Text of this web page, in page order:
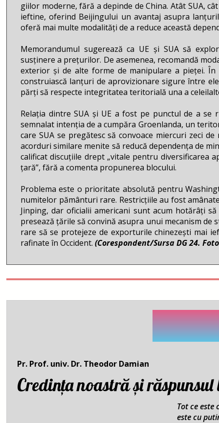
giilor moderne, fără a depinde de China. Atât SUA,
ieftine, oferind Beijingului un avantaj asupra
oferă mai multe modalități de a reduce această
Memorandumul sugerează ca UE și SUA să
susținere a prețurilor. De asemenea, recomandă
exterior și de alte forme de manipulare a pieței.
construiască lanțuri de aprovizionare sigure între
părți să respecte integritatea teritorială una a
Relația dintre SUA și UE a fost pe punctul de a
semnalat intenția de a cumpăra Groenlanda, un
care SUA se pregătesc să convoace miercuri zeci
acorduri similare menite să reducă dependența de
calificat discuțiile drept „vitale pentru diversificarea
țară”, fără a comenta propunerea blocului.
Problema este o prioritate absolută pentru
numitelor pământuri rare. Restricțiile au fost
Jinping, dar oficialii americani sunt acum hotărâți
presează țările să convină asupra unui mecanism
rare să se protejeze de exporturile chinezești mai
rafinate în Occident. (Corespondent/Sursa DG 24.
Pr. Prof. univ. Dr. Theodor Damian
Credința noastră și
Tot ce este
este cu